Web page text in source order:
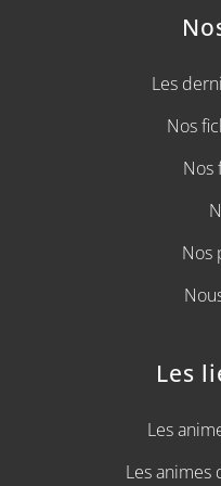
Les
Nos
Nos
Nos
Les
Les
Les animes